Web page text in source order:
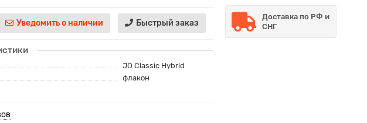
Уведомить о наличии Быстрый заказ
JO Classic Hybrid
флакон
Доставка по РФ и
СНГ